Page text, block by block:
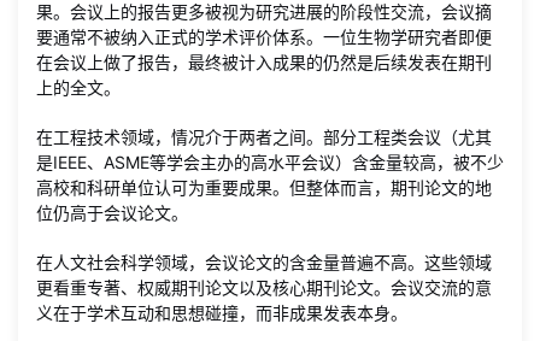
果。会议上的报告更多被视为研究进展的阶段性交流，会议摘
要通常不被纳入正式的学术评价体系。一位生物学研究者即便
在会议上做了报告，最终被计入成果的仍然是后续发表在期刊
上的全文。
在工程技术领域，情况介于两者之间。部分工程类会议（尤其
是IEEE、ASME等学会主办的高水平会议）含金量较高，被不少
高校和科研单位认可为重要成果。但整体而言，期刊论文的地
位仍高于会议论文。
在人文社会科学领域，会议论文的含金量普遍不高。这些领域
更看重专著、权威期刊论文以及核心期刊论文。会议交流的意
义在于学术互动和思想碰撞，而非成果发表本身。